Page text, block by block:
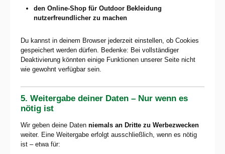
den Online-Shop für Outdoor Bekleidung
nutzerfreundlicher zu machen
Du kannst in deinem Browser jederzeit einstellen, ob Cookies
gespeichert werden dürfen. Bedenke: Bei vollständiger
Deaktivierung könnten einige Funktionen unserer Seite nicht
wie gewohnt verfügbar sein.
5. Weitergabe deiner Daten – Nur wenn es
nötig ist
Wir geben deine Daten niemals an Dritte zu Werbezwecken
weiter. Eine Weitergabe erfolgt ausschließlich, wenn es nötig
ist – etwa für: